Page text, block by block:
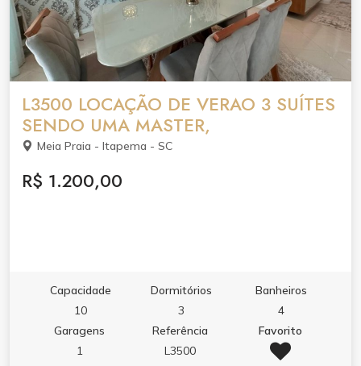
L3500 LOCAÇÃO DE VERAO 3 SUÍTES
SENDO UMA MASTER,
Meia Praia - Itapema - SC
R$ 1.200,00
Capacidade
10
Dormitórios
3
Banheiros
4
Garagens
1
Referência
L3500
Favorito